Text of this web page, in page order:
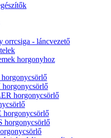
orrcsiga - láncvezető
horgonyhoz
horgonycsörlő
horgonycsörlő